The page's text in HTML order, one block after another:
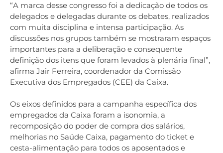
“A marca desse congresso foi a dedicação de todos os
delegados e delegadas durante os debates, realizados
com muita disciplina e intensa participação. As
discussões nos grupos também se mostraram espaços
importantes para a deliberação e consequente
definição dos itens que foram levados à plenária final”,
afirma Jair Ferreira, coordenador da Comissão
Executiva dos Empregados (CEE) da Caixa.
Os eixos definidos para a campanha específica dos
empregados da Caixa foram a isonomia, a
recomposição do poder de compra dos salários,
melhorias no Saúde Caixa, pagamento do ticket e
cesta-alimentação para todos os aposentados e